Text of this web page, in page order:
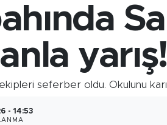
yarış!
seferber oldu. Okulunu
- 14:53